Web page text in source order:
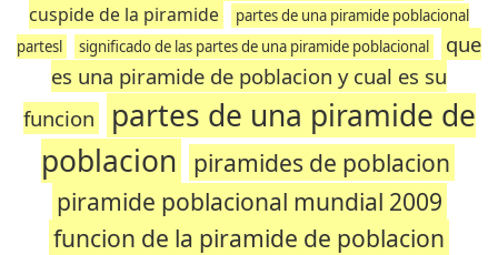
cuspide de la piramide
partes de una piramide poblacional
partesl
significado de las partes de una piramide poblacional
que
es una piramide de poblacion y cual es su
funcion
partes de una piramide de
poblacion piramides de poblacion
piramide poblacional mundial 2009
funcion de la piramide de poblacion